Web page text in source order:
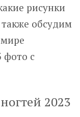
рисунки
также обсудим
фото с
2023